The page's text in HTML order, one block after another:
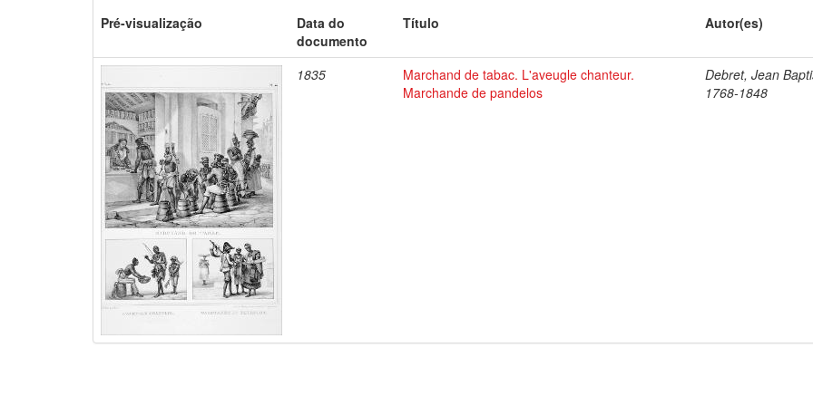
Pré-visualização
Data do
documento
Título Autor(es)
1835
Marchand de tabac. L'aveugle chanteur.
Marchande de pandelos
Debret, Jean
1768-1848